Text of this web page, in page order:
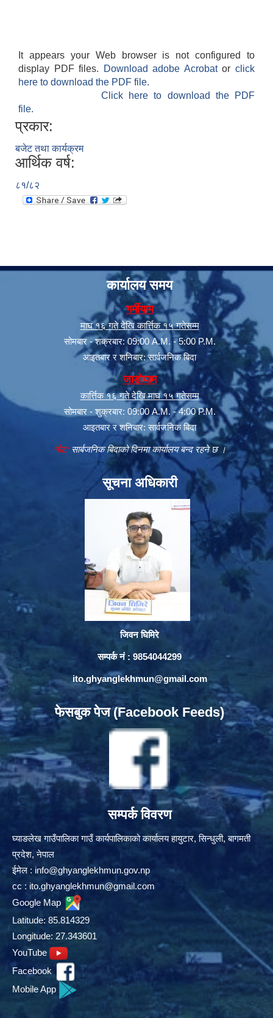
It appears your Web browser is not configured to
display PDF files.
Download adobe Acrobatorclick
here to download the PDF file.
Click here to download the PDF
file.
प्रकार:
बजेट तथा कार्यक्रम
आर्थिक वर्ष:
८१/८२
कार्यालय समय
गर्मीयाम
माघ १६ गते देखि कार्त्तिक १५ गतेसम्म
सोमबार - शक्रबार: 09:00 A.M. - 5:00 P.M.
आइतबार र शनिबार: सार्वजनिक बिदा
जाडोयाम
कार्त्तिक १६ गते देखि माघ १५ गतेसम्म
सोमबार - शुक्रबार: 09:00 A.M. - 4:00 P.M.
आइतबार र शनिबार: सार्वजनिक बिदा
नोट:सार्बजनिक बिदाको दिनमा कार्यालय बन्द रहने छ ।
सूचना अधिकारी
जिवन घिमिरे
सम्पर्क नं : 9854044299
ito.ghyanglekhmun@gmail.com
फेसबुक पेज (Facebook Feeds)
सम्पर्क विवरण
घ्याङलेख गाउँपालिका गाउँ कार्यपालिकाको कार्यालय हायुटार, सिन्धुली, बागमती
प्रदेश, नेपाल
ईमेल : info@ghyanglekhmun.gov.np
cc : ito.ghyanglekhmun@gmail.com
Google Map
Latitude: 85.814329
Longitude: 27.343601
YouTube
Facebook
Mobile App